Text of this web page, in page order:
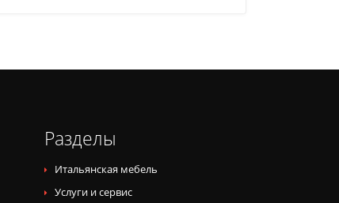
Разделы
Итальянская мебель
Услуги и сервис